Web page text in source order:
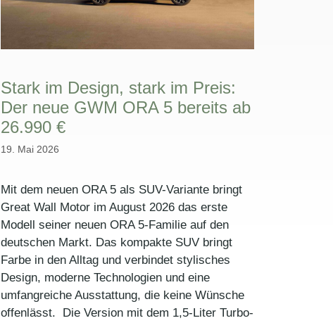
Stark im Design, stark im Preis:
Der neue GWM ORA 5 bereits ab
26.990 €
19. Mai 2026
Mit dem neuen ORA 5 als SUV-Variante bringt
Great Wall Motor im August 2026 das erste
Modell seiner neuen ORA 5-Familie auf den
deutschen Markt. Das kompakte SUV bringt
Farbe in den Alltag und verbindet stylisches
Design, moderne Technologien und eine
umfangreiche Ausstattung, die keine Wünsche
offenlässt. Die Version mit dem 1,5-Liter Turbo-